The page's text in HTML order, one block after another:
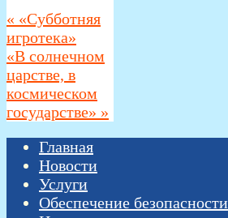
« «Субботняя
игротека»
«В солнечном
царстве, в
космическом
государстве» »
Главная
Новости
Услуги
Обеспечение безопасности